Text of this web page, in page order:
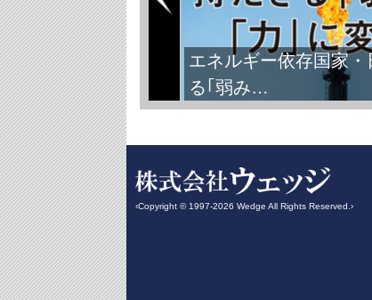
FIFAワールドカップ
‹Copyright © 1997-2026 Wedge All Rights Reserved.›